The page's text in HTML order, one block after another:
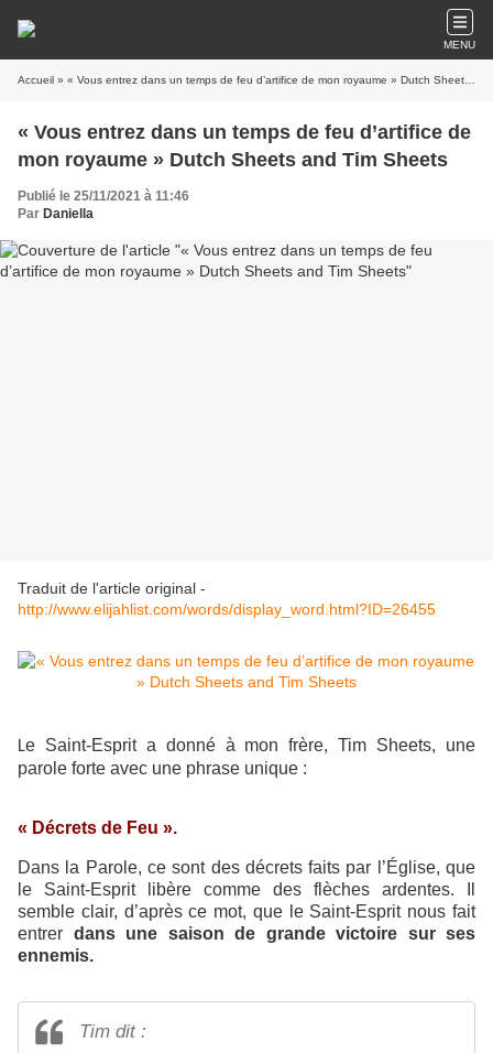
MENU
Accueil » « Vous entrez dans un temps de feu d’artifice de mon royaume » Dutch Sheets and Tim Sheets
« Vous entrez dans un temps de feu d’artifice de
mon royaume » Dutch Sheets and Tim Sheets
Publié le 25/11/2021 à 11:46
Par Daniella
Traduit de l'article original -
http://www.elijahlist.com/words/display_word.html?ID=26455
Le Saint-Esprit a donné à mon frère, Tim Sheets, une
parole forte avec une phrase unique :
« Décrets de Feu ».
Dans la Parole, ce sont des décrets faits par l’Église, que
le Saint-Esprit libère comme des flèches ardentes. Il
semble clair, d’après ce mot, que le Saint-Esprit nous fait
entrer dans une saison de grande victoire sur ses
ennemis.
Tim dit :